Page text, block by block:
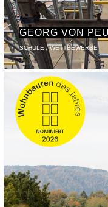
GEORG VON
SCHULE / WETTBEWERBE